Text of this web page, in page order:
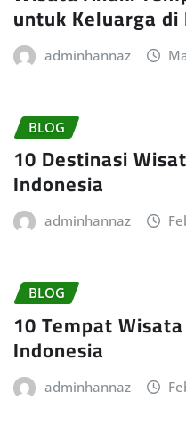
untuk Keluarga di
adminhannaz
BLOG
10 Destinasi
Indonesia
adminhannaz
BLOG
10 Tempat
Indonesia
adminhannaz